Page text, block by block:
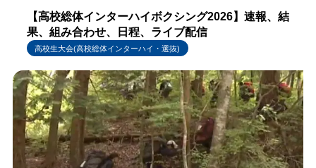
【高校総体インターハイボクシング2026】速報、結
果、組み合わせ、日程、ライブ配信
高校生大会(高校総体インターハイ・選抜)